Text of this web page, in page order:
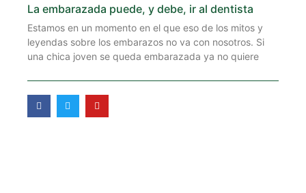
La embarazada puede, y debe, ir al dentista
Estamos en un momento en el que eso de los mitos y
leyendas sobre los embarazos no va con nosotros. Si
una chica joven se queda embarazada ya no quiere
F
a
c
T
w
i
Y
o
u